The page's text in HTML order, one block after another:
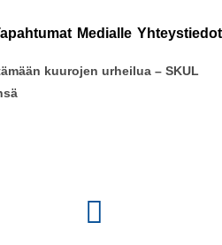
Medialle Yhteystiedot
kuurojen urheilua – SKUL